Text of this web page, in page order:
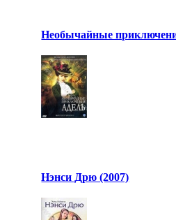
Необычайные
Нэнси Дрю (2007)